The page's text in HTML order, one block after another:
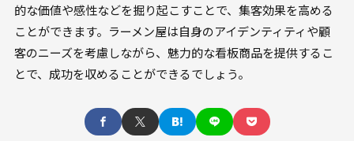
的な価値や感性などを掘り起こすことで、集客効果を高める
ことができます。ラーメン屋は自身のアイデンティティや顧
客のニーズを考慮しながら、魅力的な看板商品を提供するこ
とで、成功を収めることができるでしょう。